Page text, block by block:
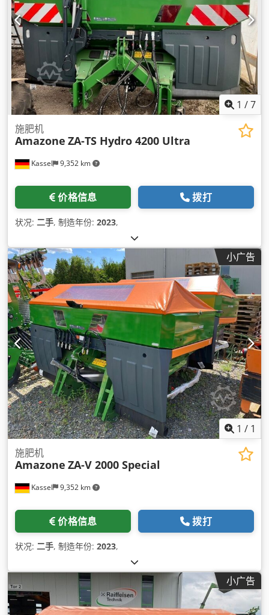
1 /7
Kassel 9,352 km
施肥机
Amazone ZA-TS Hydro 4200 Ultra
价格信息 拨打
状况: 二手, 制造年份: 2023,
小广告
1 / 1
Kassel 9,352 km
施肥机
Amazone ZA-V 2000 Special
价格信息 拨打
状况: 二手, 制造年份: 2023,
小广告